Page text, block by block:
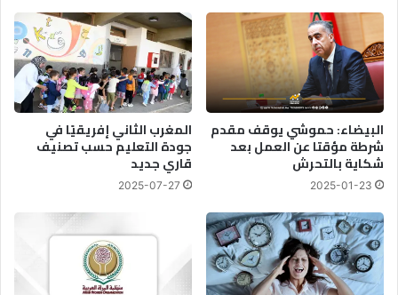
ن
م
ي
ة
ف
ي
ا
ل
م
غ
ر
ب
م
ي
ر
م
و
ل
ا
ع
ب
د
ا
البيضاء: حموشي يوقف مقدم
شرطة مؤقتا عن العمل بعد
شكاية بالتحرش
2025-01-23
المغرب الثاني إفريقيًا في
جودة التعليم حسب تصنيف
قاري جديد
2025-07-27